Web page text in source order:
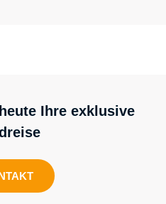
Ihre exklusive